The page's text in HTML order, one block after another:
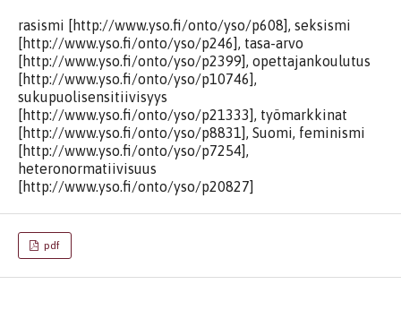
rasismi [http://www.yso.fi/onto/yso/p608], seksismi
[http://www.yso.fi/onto/yso/p246], tasa-arvo
[http://www.yso.fi/onto/yso/p2399], opettajankoulutus
[http://www.yso.fi/onto/yso/p10746],
sukupuolisensitiivisyys
[http://www.yso.fi/onto/yso/p21333], työmarkkinat
[http://www.yso.fi/onto/yso/p8831], Suomi, feminismi
[http://www.yso.fi/onto/yso/p7254],
heteronormatiivisuus
[http://www.yso.fi/onto/yso/p20827]
pdf